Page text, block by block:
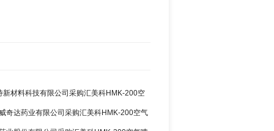
新材料科技有限公司采购汇美科HMK-200空
奇达药业有限公司采购汇美科HMK-200空气